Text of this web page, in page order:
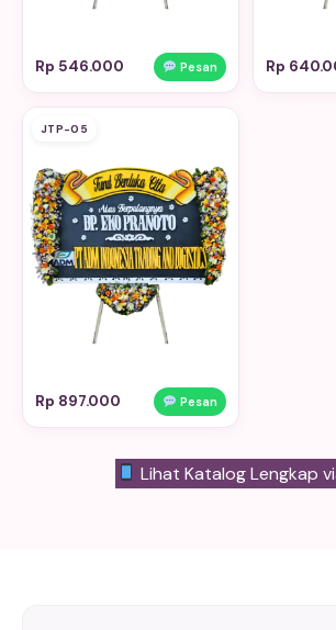
Rp 546.000 Pesan Rp
JTP-05
Rp 897.000 Pesan
Lihat Katalog Lengkap